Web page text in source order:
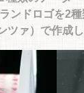
ンドロゴを2
ツァ）で作成